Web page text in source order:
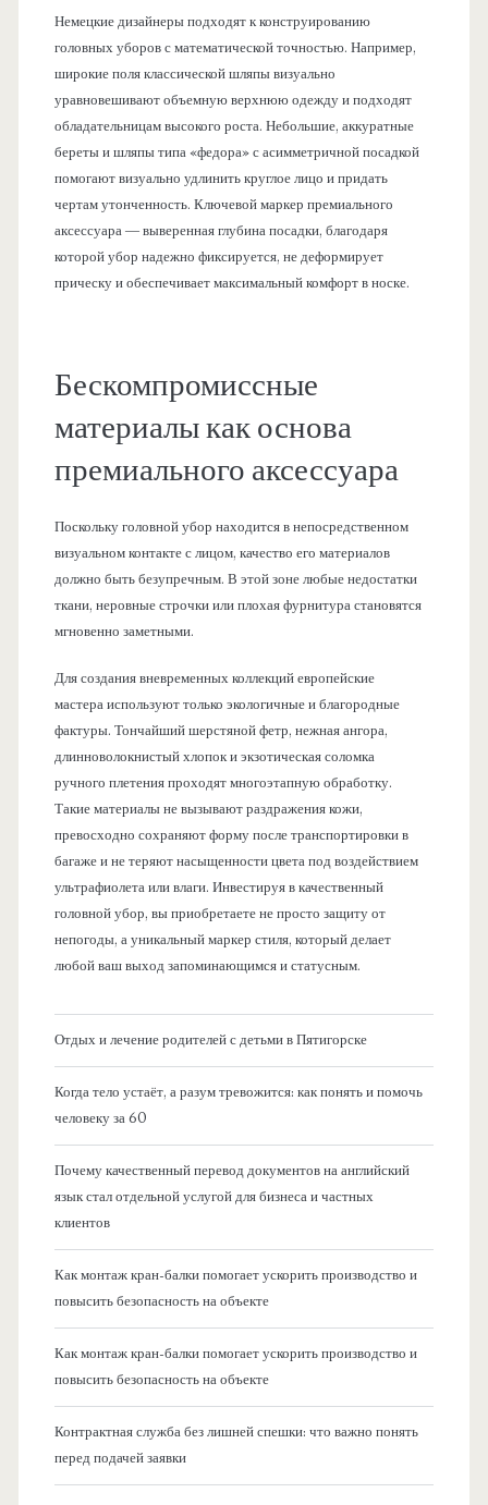
Немецкие дизайнеры подходят к конструированию
головных уборов с математической точностью. Например,
широкие поля классической шляпы визуально
уравновешивают объемную верхнюю одежду и подходят
обладательницам высокого роста. Небольшие, аккуратные
береты и шляпы типа «федора» с асимметричной посадкой
помогают визуально удлинить круглое лицо и придать
чертам утонченность. Ключевой маркер премиального
аксессуара — выверенная глубина посадки, благодаря
которой убор надежно фиксируется, не деформирует
прическу и обеспечивает максимальный комфорт в носке.
Бескомпромиссные
материалы как основа
премиального аксессуара
Поскольку головной убор находится в непосредственном
визуальном контакте с лицом, качество его материалов
должно быть безупречным. В этой зоне любые недостатки
ткани, неровные строчки или плохая фурнитура становятся
мгновенно заметными.
Для создания вневременных коллекций европейские
мастера используют только экологичные и благородные
фактуры. Тончайший шерстяной фетр, нежная ангора,
длинноволокнистый хлопок и экзотическая соломка
ручного плетения проходят многоэтапную обработку.
Такие материалы не вызывают раздражения кожи,
превосходно сохраняют форму после транспортировки в
багаже и не теряют насыщенности цвета под воздействием
ультрафиолета или влаги. Инвестируя в качественный
головной убор, вы приобретаете не просто защиту от
непогоды, а уникальный маркер стиля, который делает
любой ваш выход запоминающимся и статусным.
Отдых и лечение родителей с детьми в Пятигорске
Когда тело устаёт, а разум тревожится: как понять и помочь
человеку за 60
Почему качественный перевод документов на английский
язык стал отдельной услугой для бизнеса и частных
клиентов
Как монтаж кран-балки помогает ускорить производство и
повысить безопасность на объекте
Как монтаж кран-балки помогает ускорить производство и
повысить безопасность на объекте
Контрактная служба без лишней спешки: что важно понять
перед подачей заявки